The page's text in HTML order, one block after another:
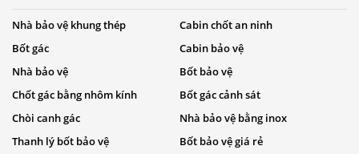
Nhà bảo vệ khung thép
Cabin chốt an ninh
Bốt gác
Cabin bảo vệ
Nhà bảo vệ
Bốt bảo vệ
Chốt gác bằng nhôm kính
Bốt gác cảnh sát
Chòi canh gác
Nhà bảo vệ bằng inox
Thanh lý bốt bảo vệ
Bốt bảo vệ giá rẻ